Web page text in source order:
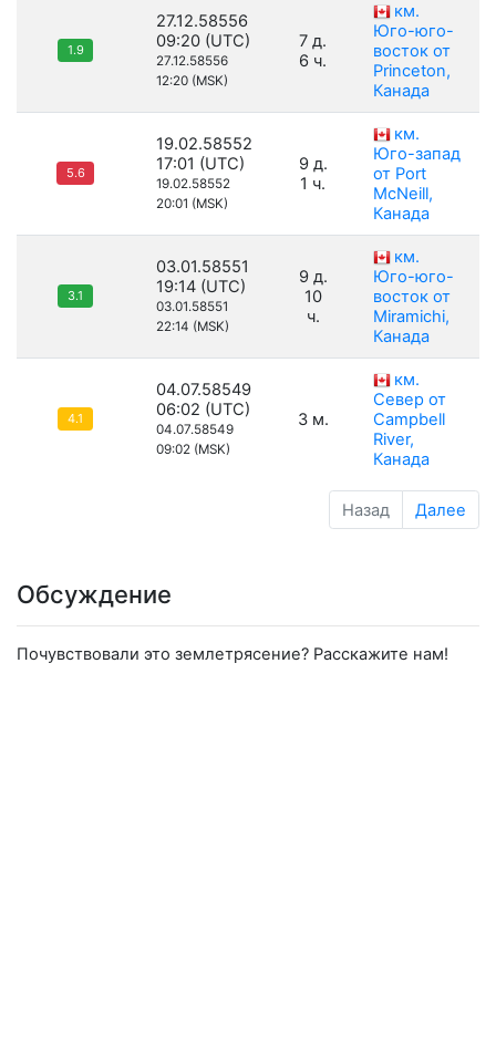
1.9
27.12.58556
09:20 (UTC)
27.12.58556
12:20 (MSK)
7 д.
6 ч.
км.
Юго-юго-
восток от
Princeton,
Канада
5.6
19.02.58552
17:01 (UTC)
19.02.58552
20:01 (MSK)
9 д.
1 ч.
км.
Юго-запад
от Port
McNeill,
Канада
3.1
03.01.58551
19:14 (UTC)
03.01.58551
22:14 (MSK)
9 д.
10
ч.
км.
Юго-юго-
восток от
Miramichi,
Канада
4.1
04.07.58549
06:02 (UTC)
04.07.58549
09:02 (MSK)
3 м.
км.
Север от
Campbell
River,
Канада
Назад Далее
Обсуждение
Почувствовали это землетрясение? Расскажите нам!